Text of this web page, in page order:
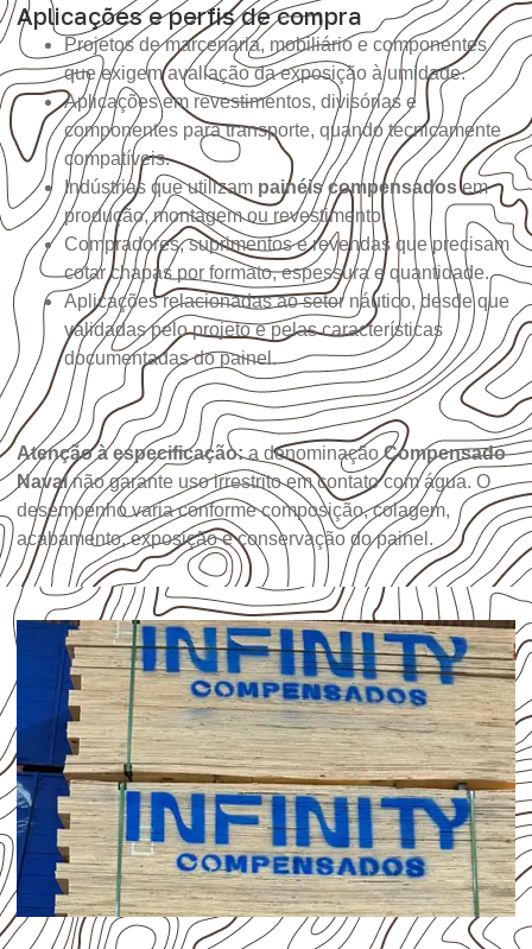
Aplicações e perfis de compra
Projetos de marcenaria, mobiliário e componentes
que exigem avaliação da exposição à umidade.
Aplicações em revestimentos, divisórias e
componentes para transporte, quando tecnicamente
compatíveis.
Indústrias que utilizam painéis compensadosem
produção, montagem ou revestimento.
Compradores, suprimentos e revendas que precisam
cotar chapas por formato, espessura e quantidade.
Aplicações relacionadas ao setor náutico, desde que
validadas pelo projeto e pelas características
documentadas do painel.
Atenção à especificação:a denominaçãoCompensado
Navalnão garante uso irrestrito em contato com água. O
desempenho varia conforme composição, colagem,
acabamento, exposição e conservação do painel.